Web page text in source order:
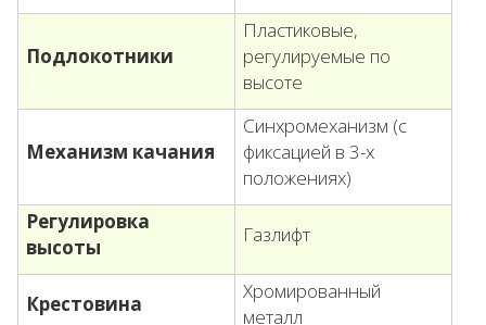
Подлокотники
Пластиковые,
регулируемые по
высоте
Механизм качания
Синхромеханизм (с
фиксацией в 3-х
положениях)
Регулировка
высоты
Газлифт
Крестовина
Хромированный
металл